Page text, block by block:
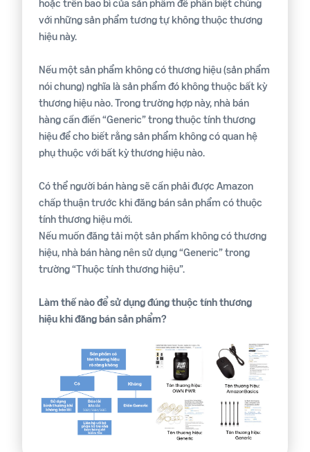
với những sản phẩm tương tự không thuộc thương
hiệu này.
Nếu một sản phẩm không có thương hiệu (sản phẩm
nói chung) nghĩa là sản phẩm đó không thuộc bất kỳ
thương hiệu nào. Trong trường hợp này, nhà bán
hàng cần điền “Generic” trong thuộc tính thương
hiệu để cho biết rằng sản phẩm không có quan hệ
phụ thuộc với bất kỳ thương hiệu nào.
Có thể người bán hàng sẽ cần phải được Amazon
chấp thuận trước khi đăng bán sản phẩm có thuộc
tính thương hiệu mới.
Nếu muốn đăng tải một sản phẩm không có thương
hiệu, nhà bán hàng nên sử dụng “Generic” trong
trường “Thuộc tính thương hiệu”.
Làm thế nào để sử dụng đúng thuộc tính thương
hiệu khi đăng bán sản phẩm?